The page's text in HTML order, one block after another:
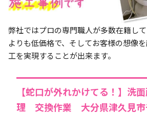
弊社ではプロの専門職人が多数在籍し
よりも低価格で、そしてお客様の想像
工を実現することが出来ます。
【蛇口が外れかけてる！】洗
理 交換作業 大分県津久見市